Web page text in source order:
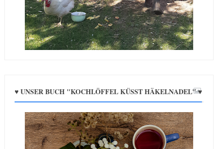
♥ UNSER BUCH "KOCHLÖFFEL KÜSST HÄKELNADEL" ♥